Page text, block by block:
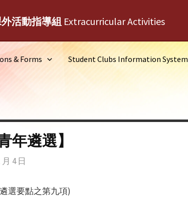
活動指導組 Extracurricular Activities
& Forms Student Clubs Information System
年遴選】
月 4 日
選要點之第九項)